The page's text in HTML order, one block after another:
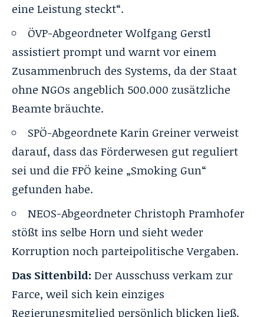
eine Leistung steckt“.
ÖVP-Abgeordneter Wolfgang Gerstl
assistiert prompt und warnt vor einem
Zusammenbruch des Systems, da der Staat
ohne NGOs angeblich 500.000 zusätzliche
Beamte bräuchte.
SPÖ-Abgeordnete Karin Greiner verweist
darauf, dass das Förderwesen gut reguliert
sei und die FPÖ keine „Smoking Gun“
gefunden habe.
NEOS-Abgeordneter Christoph Pramhofer
stößt ins selbe Horn und sieht weder
Korruption noch parteipolitische Vergaben.
Das Sittenbild: Der Ausschuss verkam zur
Farce, weil sich kein einziges
Regierungsmitglied persönlich blicken ließ.